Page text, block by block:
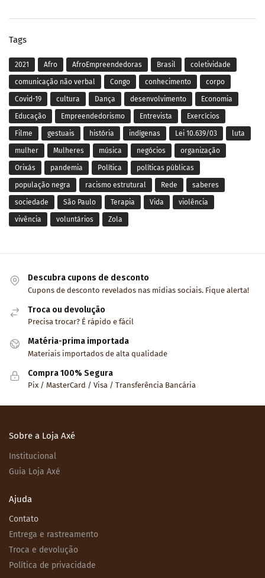
Tags
2021 Afro AfroEmpreendedoras Brasil coletividade
comunicação não verbal Congo conhecimento corpo
Covid-19 cultura Dança desenvolvimento Economia
Educação Empreendedorismo Entrevista Exercícios
Filme gestuais história indígenas Lei 10.639/03 luta
mulher Mulheres música negócios organização
Orixás pandemia Política políticas públicas
população negra racismo estrutural Rede saberes
sociedade São Paulo Terapia Vida violência
vivência voluntários Zola
Descubra cupons de desconto
Cupons de desconto revelados nas mídias sociais. Fique alerta!
Troca ou devolução
Precisa trocar? É rápido e fácil
Matéria-prima importada
Materiais importados de alta qualidade
Compra 100% Segura
Pix / MasterCard / Visa / Transferência Bancária
Sobre a Loja Axé
Institucional
Guia Loja Axé
Ajuda
Contato
Entrega e rastreamento
Troca e devolução
Política de privacidade